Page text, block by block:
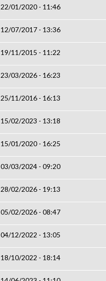
22/01/2020 - 11:46
12/07/2017 - 13:36
19/11/2015 - 11:22
23/03/2026 - 16:23
25/11/2016 - 16:13
15/02/2023 - 13:18
15/01/2020 - 16:25
03/03/2024 - 09:20
28/02/2026 - 19:13
05/02/2026 - 08:47
04/12/2022 - 13:05
18/10/2022 - 18:14